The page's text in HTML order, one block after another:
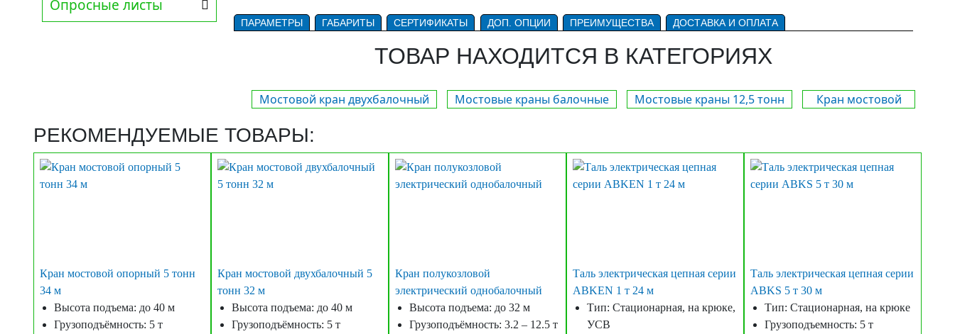
Опросные листы
ПАРАМЕТРЫ ГАБАРИТЫ СЕРТИФИКАТЫ ДОП. ОПЦИИ ПРЕИМУЩЕСТВА ДОСТАВКА И ОПЛАТА
ТОВАР НАХОДИТСЯ В КАТЕГОРИЯХ
Мостовой кран двухбалочный Мостовые краны балочные Мостовые краны 12,5 тонн Кран мостовой
РЕКОМЕНДУЕМЫЕ ТОВАРЫ:
Кран мостовой опорный 5 тонн
34 м
Высота подъема: до 40 м
Грузоподъёмность: 5 т
Кран мостовой двухбалочный 5
тонн 32 м
Высота подъема: до 40 м
Грузоподъёмность: 5 т
Кран полукозловой
электрический однобалочный
Высота подъема: до 32 м
Грузоподъёмность: 3.2 – 12.5 т
Таль электрическая цепная серии
ABKEN 1 т 24 м
Тип: Стационарная, на крюке,
УСВ
Таль электрическая цепная серии
ABKS 5 т 30 м
Тип: Стационарная, на крюке
Грузоподъемность: 5 т